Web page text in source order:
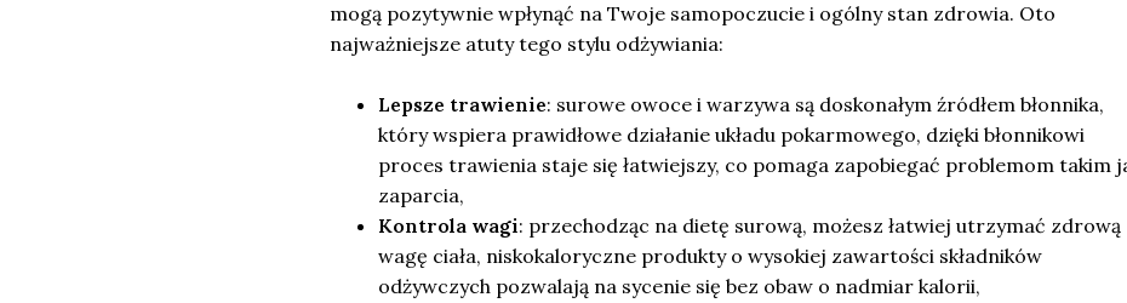
mogą pozytywnie wpłynąć na Twoje samopoczucie i ogólny stan zdrowia. Oto
najważniejsze atuty tego stylu odżywiania:
Lepsze trawienie: surowe owoce i warzywa są doskonałym źródłem błonnika,
który wspiera prawidłowe działanie układu pokarmowego, dzięki błonnikowi
proces trawienia staje się łatwiejszy, co pomaga zapobiegać problemom takim
zaparcia,
Kontrola wagi: przechodząc na dietę surową, możesz łatwiej utrzymać zdrową
wagę ciała, niskokaloryczne produkty o wysokiej zawartości składników
odżywczych pozwalają na sycenie się bez obaw o nadmiar kalorii,